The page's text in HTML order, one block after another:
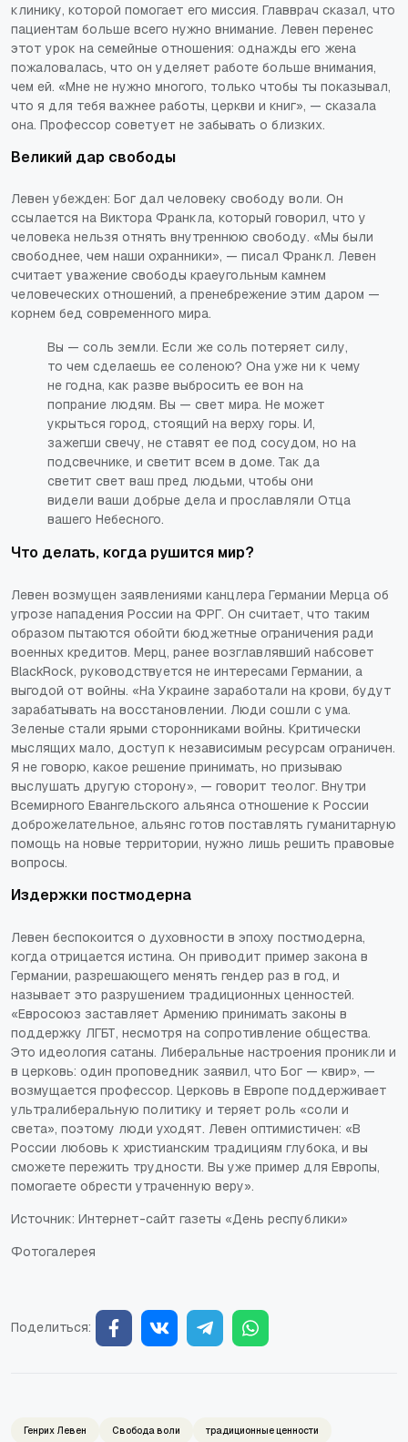
клинику, которой помогает его миссия. Главврач сказал, что
пациентам больше всего нужно внимание. Левен перенес
этот урок на семейные отношения: однажды его жена
пожаловалась, что он уделяет работе больше внимания,
чем ей. «Мне не нужно многого, только чтобы ты показывал,
что я для тебя важнее работы, церкви и книг», — сказала
она. Профессор советует не забывать о близких.
Великий дар свободы
Левен убежден: Бог дал человеку свободу воли. Он
ссылается на Виктора Франкла, который говорил, что у
человека нельзя отнять внутреннюю свободу. «Мы были
свободнее, чем наши охранники», — писал Франкл. Левен
считает уважение свободы краеугольным камнем
человеческих отношений, а пренебрежение этим даром —
корнем бед современного мира.
Вы — соль земли. Если же соль потеряет силу,
то чем сделаешь ее соленою? Она уже ни к чему
не годна, как разве выбросить ее вон на
попрание людям. Вы — свет мира. Не может
укрыться город, стоящий на верху горы. И,
зажегши свечу, не ставят ее под сосудом, но на
подсвечнике, и светит всем в доме. Так да
светит свет ваш пред людьми, чтобы они
видели ваши добрые дела и прославляли Отца
вашего Небесного.
Что делать, когда рушится мир?
Левен возмущен заявлениями канцлера Германии Мерца об
угрозе нападения России на ФРГ. Он считает, что таким
образом пытаются обойти бюджетные ограничения ради
военных кредитов. Мерц, ранее возглавлявший набсовет
BlackRock, руководствуется не интересами Германии, а
выгодой от войны. «На Украине заработали на крови, будут
зарабатывать на восстановлении. Люди сошли с ума.
Зеленые стали ярыми сторонниками войны. Критически
мыслящих мало, доступ к независимым ресурсам ограничен.
Я не говорю, какое решение принимать, но призываю
выслушать другую сторону», — говорит теолог. Внутри
Всемирного Евангельского альянса отношение к России
доброжелательное, альянс готов поставлять гуманитарную
помощь на новые территории, нужно лишь решить правовые
вопросы.
Издержки постмодерна
Левен беспокоится о духовности в эпоху постмодерна,
когда отрицается истина. Он приводит пример закона в
Германии, разрешающего менять гендер раз в год, и
называет это разрушением традиционных ценностей.
«Евросоюз заставляет Армению принимать законы в
поддержку ЛГБТ, несмотря на сопротивление общества.
Это идеология сатаны. Либеральные настроения проникли и
в церковь: один проповедник заявил, что Бог — квир», —
возмущается профессор. Церковь в Европе поддерживает
ультралиберальную политику и теряет роль «соли и
света», поэтому люди уходят. Левен оптимистичен: «В
России любовь к христианским традициям глубока, и вы
сможете пережить трудности. Вы уже пример для Европы,
помогаете обрести утраченную веру».
Источник: Интернет-сайт газеты «День республики»
Фотогалерея
Поделиться:
Генрих Левен Свобода воли традиционные ценности